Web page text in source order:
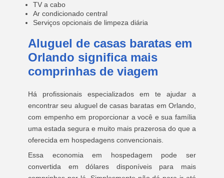
TV a cabo
Ar condicionado central
Serviços opcionais de limpeza diária
Aluguel de casas baratas em
Orlando significa mais
comprinhas de viagem
Há profissionais especializados em te ajudar a
encontrar seu aluguel de casas baratas em Orlando,
com empenho em proporcionar a você e sua família
uma estada segura e muito mais prazerosa do que a
oferecida em hospedagens convencionais.
Essa economia em hospedagem pode ser
convertida em dólares disponíveis para mais